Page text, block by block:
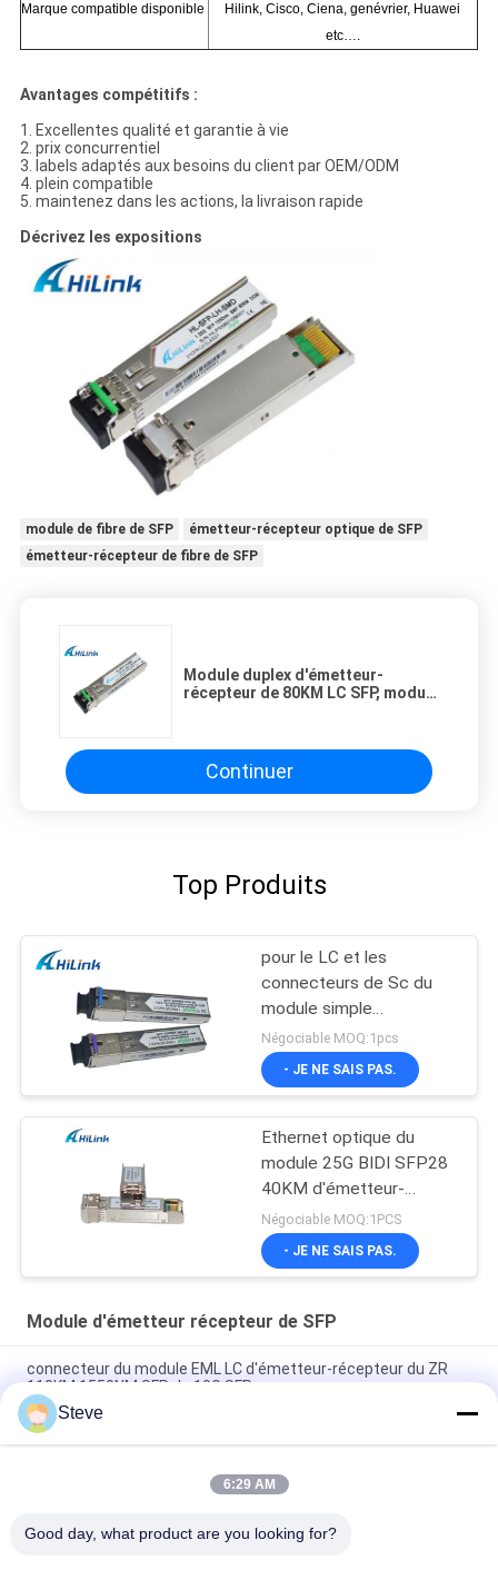
Marque compatible disponible
Hilink, Cisco, Ciena, genévrier, Huawei
etc….
Avantages compétitifs :
1. Excellentes qualité et garantie à vie
2. prix concurrentiel
3. labels adaptés aux besoins du client par OEM/ODM
4. plein compatible
5. maintenez dans les actions, la livraison rapide
Décrivez les expositions
module de fibre de SFP
émetteur-récepteur optique de SFP
émetteur-récepteur de fibre de SFP
Module duplex d'émetteur-
récepteur de 80KM LC SFP, module
Continuer
Top Produits
pour le LC et les
connecteurs de Sc du
module simple
d'émetteur-récepteur de
WDM SFP de la fibre
1.25G SFP
Négociable MOQ:1pcs
- JE NE SAIS PAS.
Ethernet optique du
module 25G BIDI SFP28
40KM d'émetteur-
récepteur de 25Gb/s
SFP28 BIDI 40km
Négociable MOQ:1PCS
- JE NE SAIS PAS.
Module d'émetteur récepteur de SFP
connecteur du module EML LC d'émetteur-récepteur du ZR
110KM 1550NM SFP de 10G SFP+
Longue distance 100KM de module de fibre optique de la fibre
100G de Deplex LC SM avec DDM
Module émetteur-récepteur SFP 10G 850nm 300M double
Steve
6:29 AM
Good day, what product are you looking for?